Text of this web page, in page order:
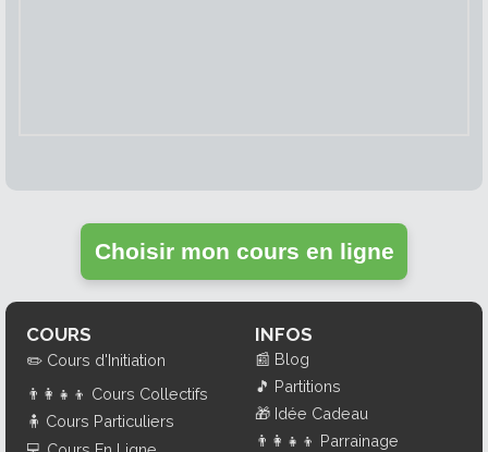
Choisir mon cours en ligne
COURS
✏️ Cours d'Initiation
👨‍👩‍👧‍👦 Cours Collectifs
🧍 Cours Particuliers
INFOS
📰 Blog
🎵 Partitions
🎁 Idée Cadeau
👨‍👩‍👧‍👦 Parrainage